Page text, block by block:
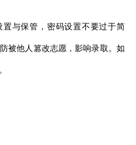
与保管，密码设置不要过于简
被他人篡改志愿，影响录取。如